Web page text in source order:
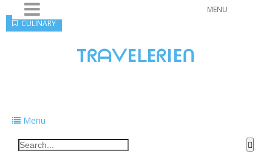
MENU
TᖇᗩᐯEᒪEᖇIEᑎ
Menu
CULINARY